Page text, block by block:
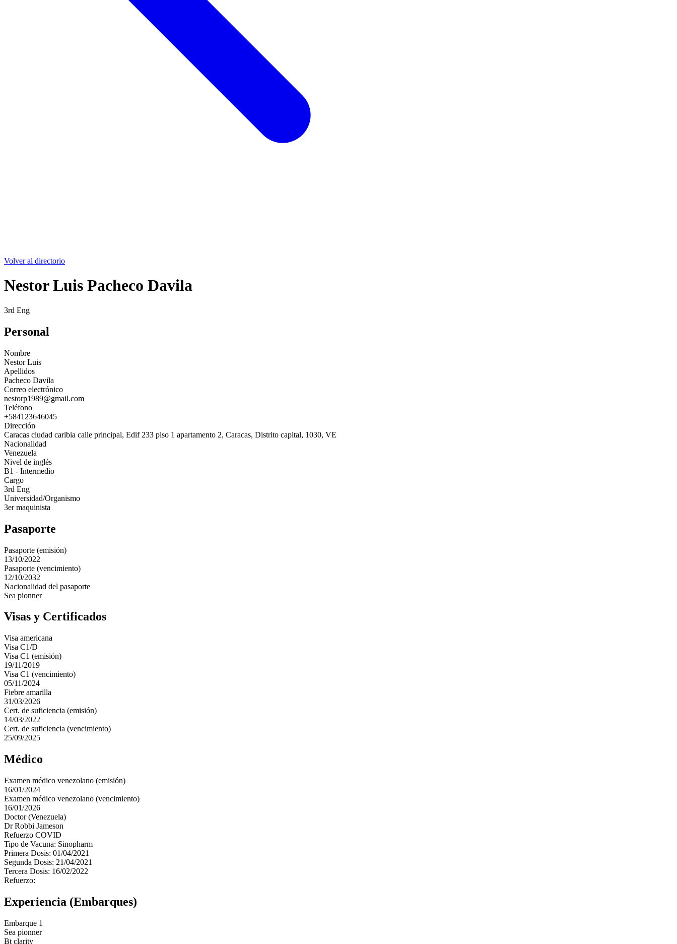
Volver al directorio
Nestor Luis Pacheco Davila
3rd Eng
Personal
Nombre
Nestor Luis
Apellidos
Pacheco Davila
Correo electrónico
nestorp1989@gmail.com
Teléfono
+584123646045
Dirección
Caracas ciudad caribia calle principal, Edif 233 piso 1 apartamento 2, Caracas, Distrito capital, 1030, VE
Nacionalidad
Venezuela
Nivel de inglés
B1 - Intermedio
Cargo
3rd Eng
Universidad/Organismo
3er maquinista
Pasaporte
Pasaporte (emisión)
13/10/2022
Pasaporte (vencimiento)
12/10/2032
Nacionalidad del pasaporte
Sea pionner
Visas y Certificados
Visa americana
Visa C1/D
Visa C1 (emisión)
19/11/2019
Visa C1 (vencimiento)
05/11/2024
Fiebre amarilla
31/03/2026
Cert. de suficiencia (emisión)
14/03/2022
Cert. de suficiencia (vencimiento)
25/09/2025
Médico
Examen médico venezolano (emisión)
16/01/2024
Examen médico venezolano (vencimiento)
16/01/2026
Doctor (Venezuela)
Dr Robbi Jameson
Refuerzo COVID
Tipo de Vacuna: Sinopharm
Primera Dosis: 01/04/2021
Segunda Dosis: 21/04/2021
Tercera Dosis: 16/02/2022
Refuerzo:
Experiencia (Embarques)
Embarque 1
Sea pionner
Bt clarity